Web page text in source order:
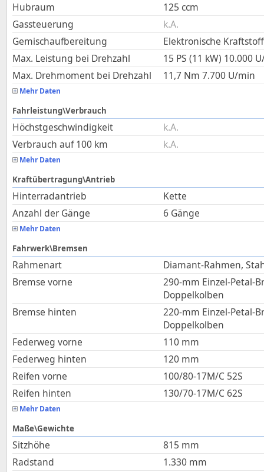
Hubraum
125 ccm
Gassteuerung
k.A.
Gemischaufbereitung
Elektronische
Max. Leistung bei Drehzahl
15 PS (11 kW) 10.000
Max. Drehmoment bei Drehzahl
11,7 Nm 7.700 U/min
Mehr Daten
Fahrleistung\Verbrauch
Höchstgeschwindigkeit
k.A.
Verbrauch auf 100 km
k.A.
Mehr Daten
Kraftübertragung\Antrieb
Hinterradantrieb
Kette
Anzahl der Gänge
6 Gänge
Mehr Daten
Fahrwerk\Bremsen
Rahmenart
Diamant-Rahmen,
Bremse vorne
290-mm Einzel-Petal-
Doppelkolben
Bremse hinten
220-mm Einzel-Petal-
Doppelkolben
Federweg vorne
110 mm
Federweg hinten
120 mm
Reifen vorne
100/80-17M/C 52S
Reifen hinten
130/70-17M/C 62S
Mehr Daten
Maße\Gewichte
Sitzhöhe 815 mm
Radstand
1.330 mm